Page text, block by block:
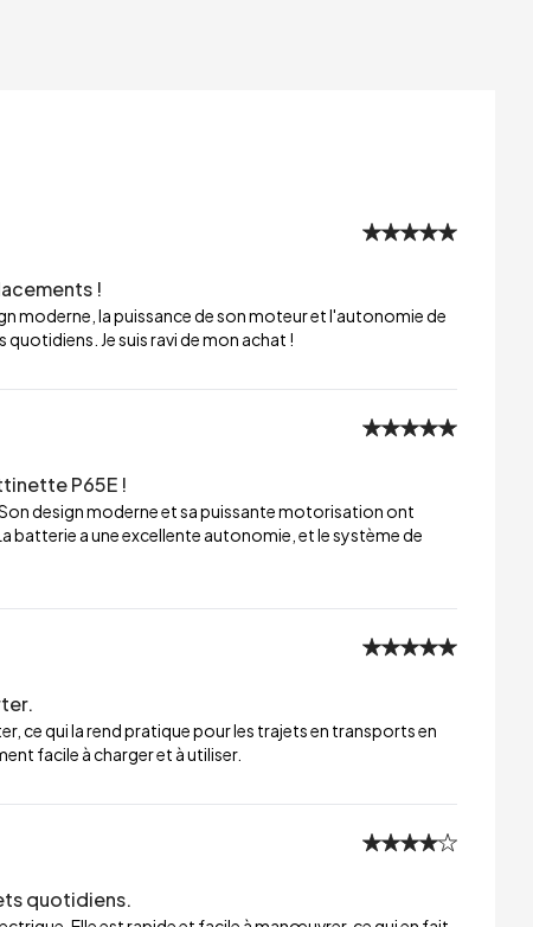
!
moderne, la puissance de son moteur et l'autonomie de
Je suis ravi de mon achat !
P65E !
design moderne et sa puissante motorisation ont
batterie a une excellente autonomie, et le système de
ce qui la rend pratique pour les trajets en transports en
facile à charger et à utiliser.
quotidiens.